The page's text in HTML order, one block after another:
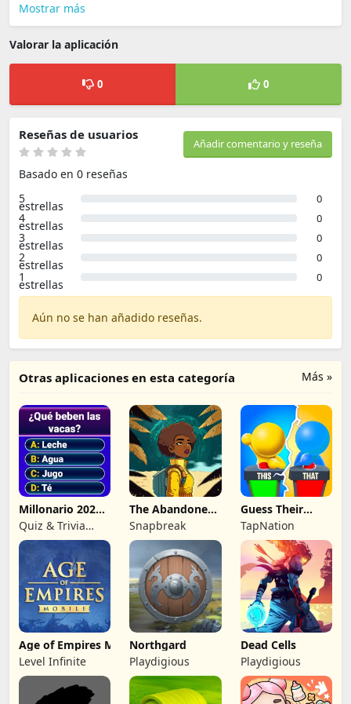
Mostrar más
Valorar la aplicación
0 0
Añadir comentario y reseña
Reseñas de usuarios
Basado en 0 reseñas
5
estrellas 0
4
estrellas 0
3
estrellas 0
2
estrellas 0
1
estrellas 0
Aún no se han añadido reseñas.
Más »
Otras aplicaciones en esta categoría
Millonario 2026:
trivia quiz
Quiz & Trivia
Games by
Submarine Apps
The Abandoned
Planet
Snapbreak
Guess Their
Answer - IQ
Games
TapNation
Age of Empires Mobile
Level Infinite
Northgard
Playdigious
Dead Cells
Playdigious